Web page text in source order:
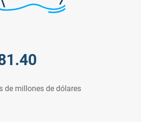
de millones de dólares